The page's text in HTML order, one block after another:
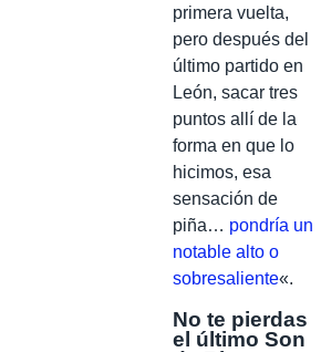
primera vuelta,
pero después del
último partido en
León, sacar tres
puntos allí de la
forma en que lo
hicimos, esa
sensación de
piña… pondría un
notable alto o
sobresaliente«.
No te pierdas
el último Son